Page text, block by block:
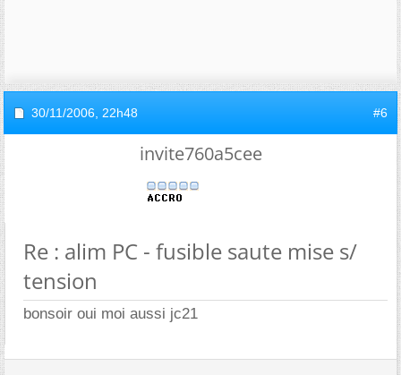
30/11/2006, 22h48 #6
invite760a5cee
Re : alim PC - fusible saute mise s/
tension
bonsoir oui moi aussi jc21